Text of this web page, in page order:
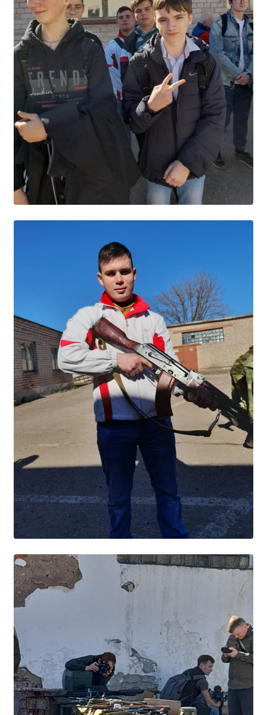
Общероссийская база вакансий "Работа в
России"
Сбербанк Онлайн - оплачивайте
образовательные услуги